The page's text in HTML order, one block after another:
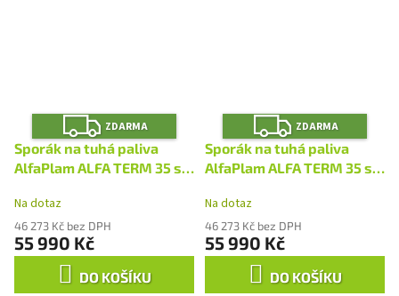
Z
D
A
R
M
ZDARMA
Sporák na tuhá paliva
AlfaPlam ALFA TERM 35 s
Na dotaz
46 273 Kč bez DPH
55 990 Kč
DO KOŠÍKU
Z
D
A
R
M
ZDARMA
Sporák na tuhá paliva
AlfaPlam ALFA TERM 35 s
červený/pravý
Na dotaz
46 273 Kč bez DPH
55 990 Kč
DO KOŠÍKU